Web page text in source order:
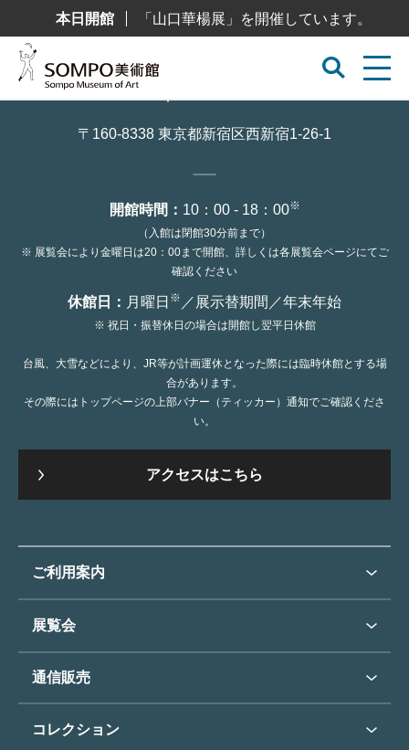
テ
本日開館 「山口華楊展」を開催しています。
〒160-8338 東京都新宿区西新宿1-26-1
開館時間： 10：00 - 18：00※
（入館は閉館30分前まで）
※ 展覧会により金曜日は20：00まで開館、詳しくは各展覧会ページにてご
確認ください
休館日： 月曜日 ※ ／展示替期間／年末年始
※ 祝日・振替休日の場合は開館し翌平日休館
台風、大雪などにより、JR等が計画運休となった際には臨時休館とする場
合があります。
その際にはトップページの上部バナー（ティッカー）通知でご確認くださ
い。
アクセスはこちら
ご利用案内
ご利用案内トップ
開館時間・休館日
アクセス
展覧会
展覧会・イベントトップ
次回の展覧会
通信販売
通信販売トップ
コレクション